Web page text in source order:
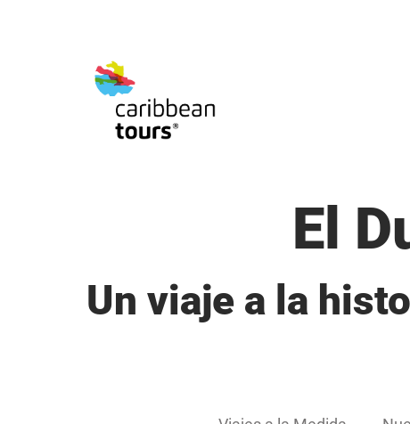
El
Un viaje a la